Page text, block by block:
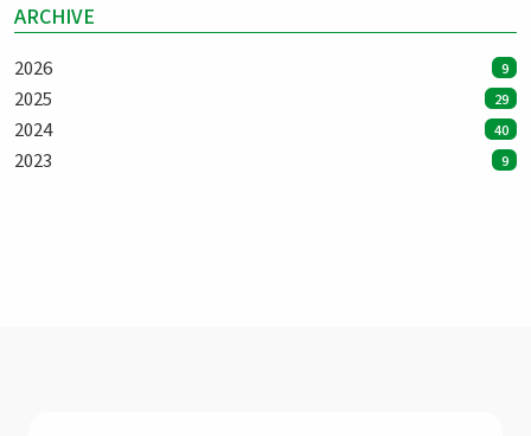
ARCHIVE
2026 9
2025 29
2024 40
2023 9